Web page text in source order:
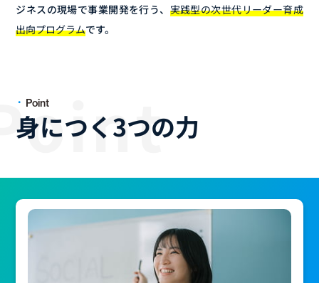
ジネスの現場で事業開発を行う、 実践型の次世代リーダー育成
出向プログラムです。
Point
身につく3つの力